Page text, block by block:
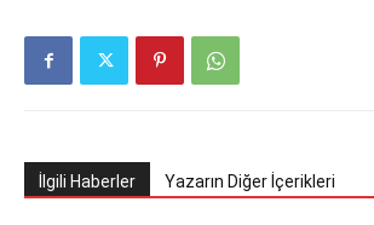
İlgili Haberler Yazarın Diğer İçerikleri